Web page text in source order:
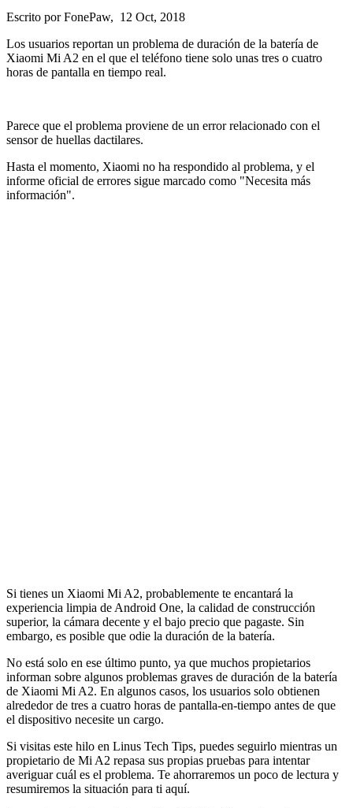
Escrito por FonePaw, 12 Oct, 2018
Los usuarios reportan un problema de duración de la batería de
Xiaomi Mi A2 en el que el teléfono tiene solo unas tres o cuatro
horas de pantalla en tiempo real.
Parece que el problema proviene de un error relacionado con el
sensor de huellas dactilares.
Hasta el momento, Xiaomi no ha respondido al problema, y ​​el
informe oficial de errores sigue marcado como "Necesita más
información".
Si tienes un Xiaomi Mi A2, probablemente te encantará la
experiencia limpia de Android One, la calidad de construcción
superior, la cámara decente y el bajo precio que pagaste. Sin
embargo, es posible que odie la duración de la batería.
No está solo en ese último punto, ya que muchos propietarios
informan sobre algunos problemas graves de duración de la batería
de Xiaomi Mi A2. En algunos casos, los usuarios solo obtienen
alrededor de tres a cuatro horas de pantalla-en-tiempo antes de que
el dispositivo necesite un cargo.
Si visitas este hilo en Linus Tech Tips, puedes seguirlo mientras un
propietario de Mi A2 repasa sus propias pruebas para intentar
averiguar cuál es el problema. Te ahorraremos un poco de lectura y
resumiremos la situación para ti aquí.